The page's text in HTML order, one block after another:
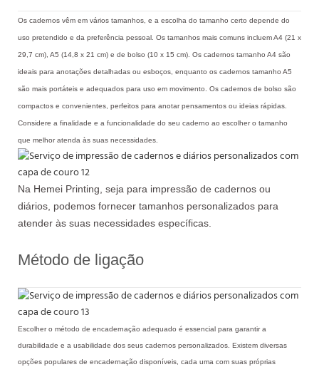
Os cadernos vêm em vários tamanhos, e a escolha do tamanho certo depende do
uso pretendido e da preferência pessoal. Os tamanhos mais comuns incluem A4 (21 x
29,7 cm), A5 (14,8 x 21 cm) e de bolso (10 x 15 cm). Os cadernos tamanho A4 são
ideais para anotações detalhadas ou esboços, enquanto os cadernos tamanho A5
são mais portáteis e adequados para uso em movimento. Os cadernos de bolso são
compactos e convenientes, perfeitos para anotar pensamentos ou ideias rápidas.
Considere a finalidade e a funcionalidade do seu caderno ao escolher o tamanho
que melhor atenda às suas necessidades.
Na Hemei Printing, seja para impressão de cadernos ou
diários, podemos fornecer tamanhos personalizados para
atender às suas necessidades específicas.
Método de ligação
Escolher o método de encadernação adequado é essencial para garantir a
durabilidade e a usabilidade dos seus cadernos personalizados. Existem diversas
opções populares de encadernação disponíveis, cada uma com suas próprias